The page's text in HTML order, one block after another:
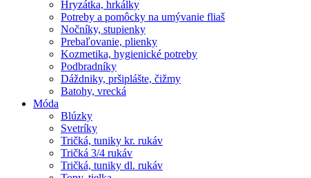
Hryzátka, hrkálky
Potreby a pomôcky na umývanie fliaš
Nočníky, stupienky
Prebaľovanie, plienky
Kozmetika, hygienické potreby
Podbradníky
Dáždniky, pršiplášte, čižmy
Batohy, vrecká
Móda
Blúzky
Svetríky
Tričká, tuniky kr. rukáv
Tričká 3/4 rukáv
Tričká, tuniky dl. rukáv